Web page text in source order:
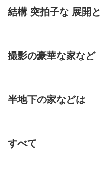
結構 突拍子な 展開
撮影の豪華な家など
半地下の家などは
すべて